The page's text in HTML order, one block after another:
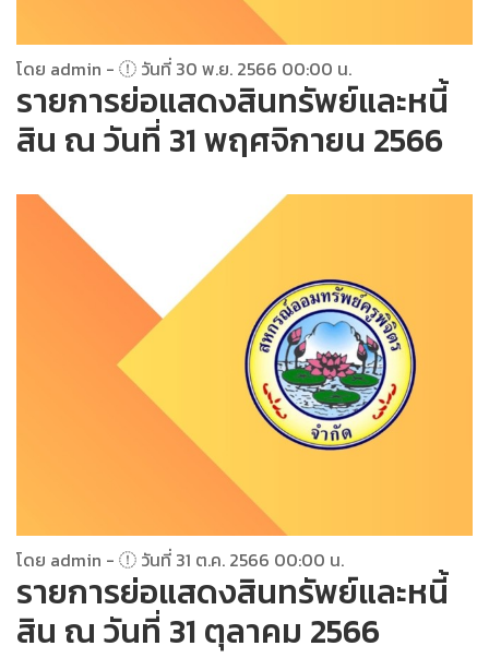
โดย admin - วันที่ 30 พ.ย. 2566 00:00 น.
รายการย่อแสดงสินทรัพย์และหนี้
สิน ณ วันที่ 31 พฤศจิกายน 2566
โดย admin - วันที่ 31 ต.ค. 2566 00:00 น.
รายการย่อแสดงสินทรัพย์และหนี้
สิน ณ วันที่ 31 ตุลาคม 2566